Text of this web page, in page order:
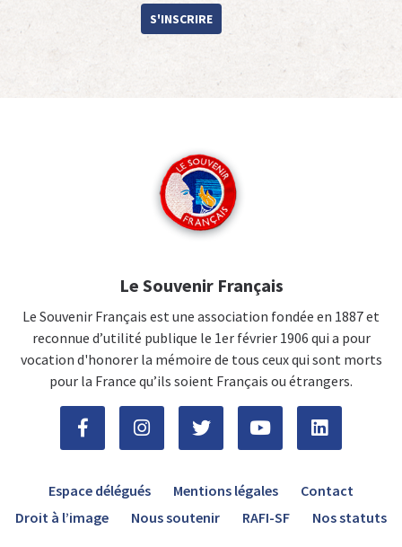
S'INSCRIRE
Le Souvenir Français
Le Souvenir Français est une association fondée en 1887 et
reconnue d’utilité publique le 1er février 1906 qui a pour
vocation d'honorer la mémoire de tous ceux qui sont morts
pour la France qu’ils soient Français ou étrangers.
Espace délégués Mentions légales
Contact
Droit à l’image
Nous soutenir RAFI-SF Nos statuts